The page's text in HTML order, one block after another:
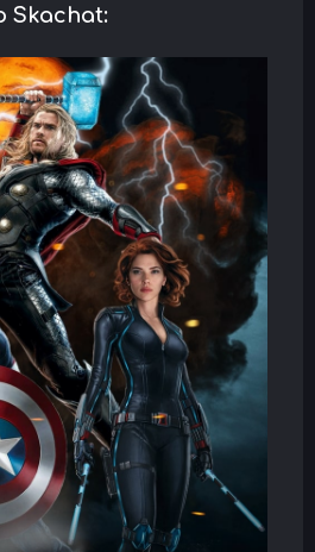
Skachat: